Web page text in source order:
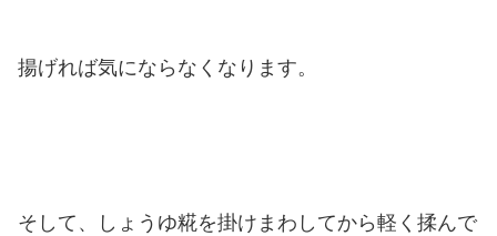
揚げれば気にならなくなります。
そして、しょうゆ糀を掛けまわしてから軽く揉んで